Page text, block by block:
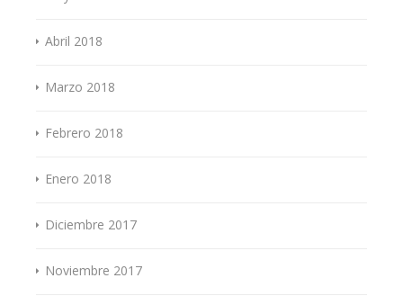
Abril 2018
Marzo 2018
Febrero 2018
Enero 2018
Diciembre 2017
Noviembre 2017